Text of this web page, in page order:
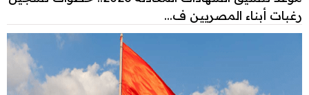
رغبات أبناء المصريين ف...